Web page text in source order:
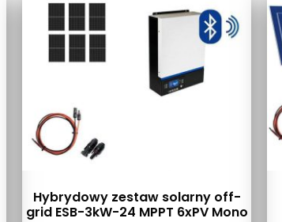
Hybrydowy zestaw solarny off-
grid ESB-3kW-24 MPPT 6xPV Mono